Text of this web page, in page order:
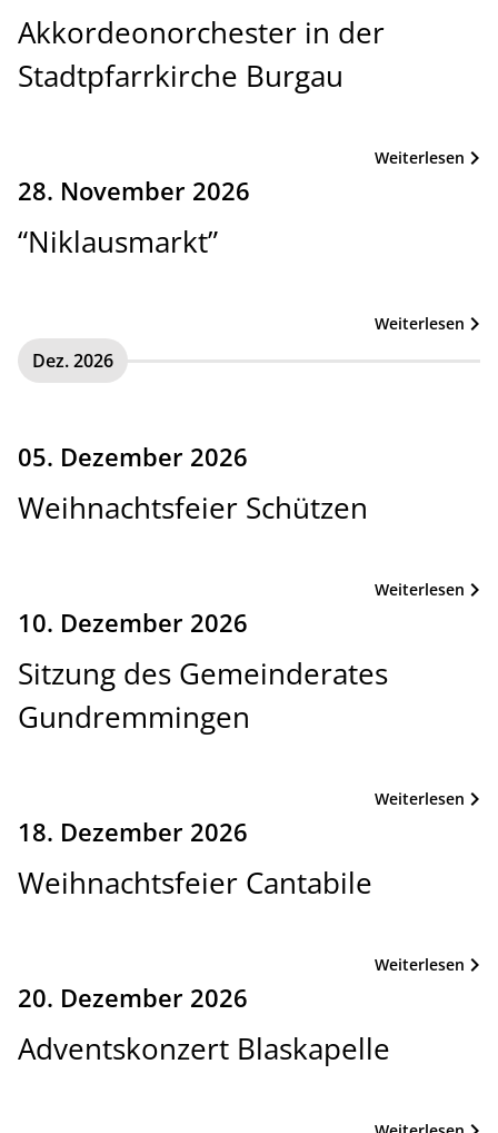
Akkordeonorchester in der
Stadtpfarrkirche Burgau
Weiterlesen
28. November 2026
“Niklausmarkt”
Weiterlesen
Dez. 2026
05. Dezember 2026
Weihnachtsfeier Schützen
Weiterlesen
10. Dezember 2026
Sitzung des Gemeinderates
Gundremmingen
Weiterlesen
18. Dezember 2026
Weihnachtsfeier Cantabile
Weiterlesen
20. Dezember 2026
Adventskonzert Blaskapelle